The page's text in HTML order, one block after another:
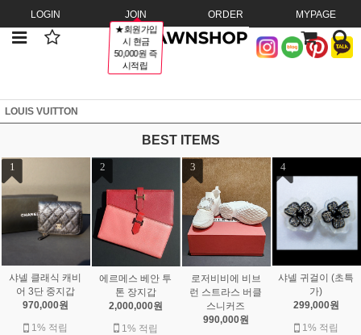
LOGIN JOIN
★회원가입
시 현금
50,000원 즉
시적립
ORDER MYPAGE
LOUIS VUITTON
BEST ITEMS
1
샤넬 클래식 캐비
어 3단 중지갑
970,000원
1% 적립
2
에르메스 베안 투
톤 장지갑
2,000,000원
1% 적립
3
로저비비에 비브
런 스트라스 버클
스니커즈
990,000원
4
샤넬 귀걸이 (초특
가)
299,000원
1% 적립